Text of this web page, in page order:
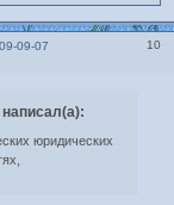
10
09-07
юридических